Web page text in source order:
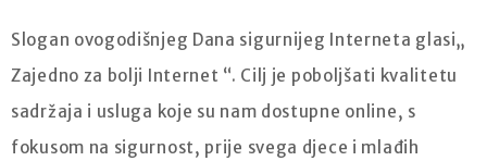
Slogan ovogodišnjeg Dana sigurnijeg Interneta glasi„
Zajedno za bolji Internet “. Cilj je poboljšati kvalitetu
sadržaja i usluga koje su nam dostupne online, s
fokusom na sigurnost, prije svega djece i mlađih